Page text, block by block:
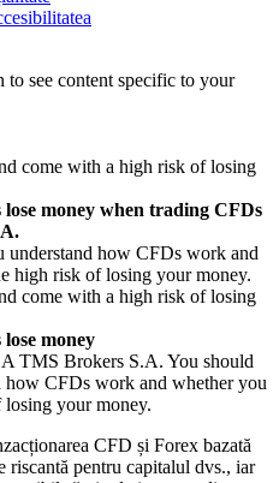
to see content specific to your
come with a high risk of losing
money when trading CFDs
understand how CFDs work and
high risk of losing your money.
come with a high risk of losing
money
TMS Brokers S.A. You should
how CFDs work and whether you
your money.
CFD și Forex bazată
riscantă pentru capitalul dvs., iar